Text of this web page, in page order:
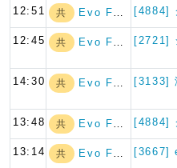
12:51 共 Evo Fund
12:45 共 Evo Fund
14:30 共 Evo Fund [3133]
13:48 共 Evo Fund
13:14 共 Evo Fund [3667]